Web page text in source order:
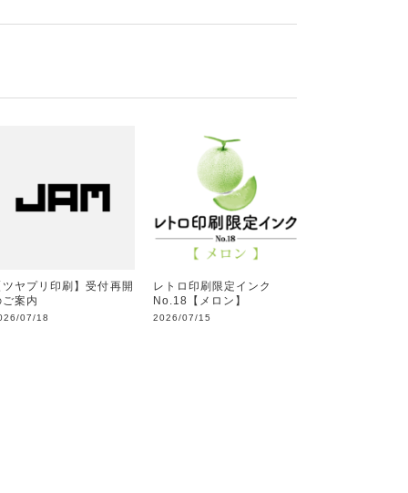
ツヤプリ印刷】受付再開
ご案内
07/18
レトロ印刷限定インク
No.18【メロン】
2026/07/15